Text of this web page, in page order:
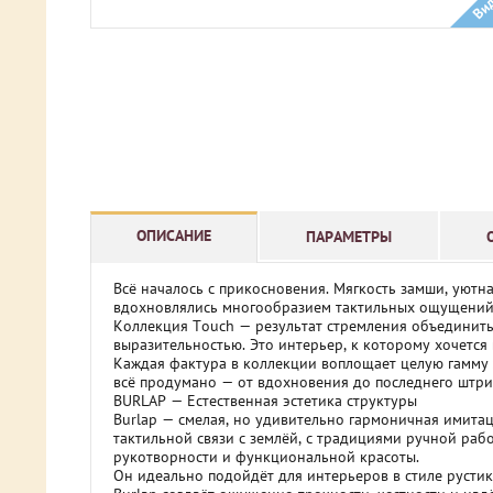
ОПИСАНИЕ ПАРАМЕТРЫ
Всё началось с прикосновения. Мягкость замши,
вдохновлялись многообразием тактильных
Коллекция Touch — результат стремления
выразительностью. Это интерьер, к которому
Каждая фактура в коллекции воплощает целую
всё продумано — от вдохновения до последнего
BURLAP — Естественная эстетика структуры
Burlap — смелая, но удивительно гармоничная
тактильной связи с землёй, с традициями ручной
рукотворности и функциональной красоты.
Он идеально подойдёт для интерьеров в стиле